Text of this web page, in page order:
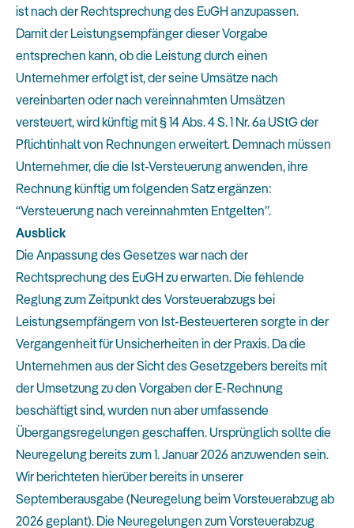
ist nach der Rechtsprechung des EuGH anzupassen.
Damit der Leistungsempfänger dieser Vorgabe
entsprechen kann, ob die Leistung durch einen
Unternehmer erfolgt ist, der seine Umsätze nach
vereinbarten oder nach vereinnahmten Umsätzen
versteuert, wird künftig mit § 14 Abs. 4 S. 1 Nr. 6a UStG der
Pflichtinhalt von Rechnungen erweitert. Demnach müssen
Unternehmer, die die Ist-Versteuerung anwenden, ihre
Rechnung künftig um folgenden Satz ergänzen:
“Versteuerung nach vereinnahmten Entgelten”.
Ausblick
Die Anpassung des Gesetzes war nach der
Rechtsprechung des EuGH zu erwarten. Die fehlende
Reglung zum Zeitpunkt des Vorsteuerabzugs bei
Leistungsempfängern von Ist-Besteuerteren sorgte in der
Vergangenheit für Unsicherheiten in der Praxis. Da die
Unternehmen aus der Sicht des Gesetzgebers bereits mit
der Umsetzung zu den Vorgaben der E-Rechnung
beschäftigt sind, wurden nun aber umfassende
Übergangsregelungen geschaffen. Ursprünglich sollte die
Neuregelung bereits zum 1. Januar 2026 anzuwenden sein.
Wir berichteten hierüber bereits in unserer
Septemberausgabe (Neuregelung beim Vorsteuerabzug ab
2026 geplant). Die Neuregelungen zum Vorsteuerabzug